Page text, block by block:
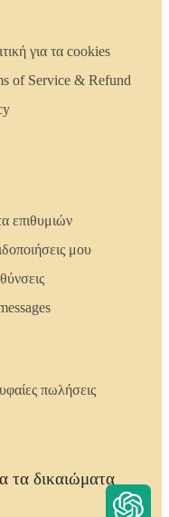
για τα cookies
of Service & Refund
επιθυμιών
μου
πωλήσεις
δικαιώματα